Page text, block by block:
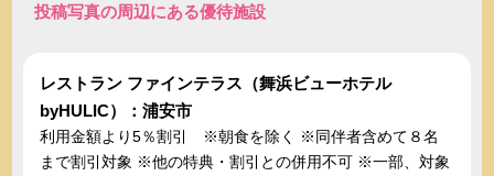
投稿写真の周辺にある優待施設
レストラン ファインテラス（舞浜ビューホテル
byHULIC）：浦安市
利用金額より5％割引 ※朝食を除く ※同伴者含めて８名
まで割引対象 ※他の特典・割引との併用不可 ※一部、対象